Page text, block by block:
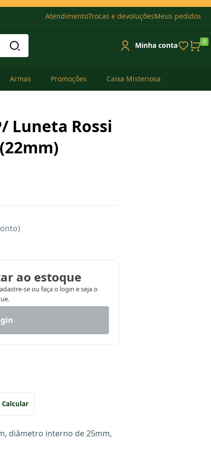
AtendimentoTrocas e devoluçõesMeus pedidos
Minha conta 0
Armas Promoções Caixa Misteriosa
Luneta Rossi
ao estoque
se ou faça o login e seja o
Calcular
diâmetro interno de 25mm,